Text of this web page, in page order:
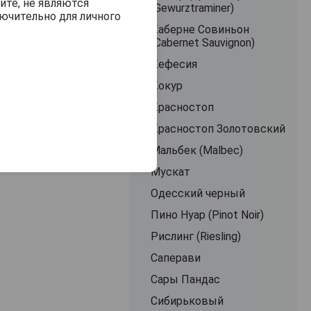
(Gewurztraminer)
Каберне Совиньон
(Cabernet Sauvignon)
Кефесия
Кокур
Красностоп
Красностоп Золотовский
Мальбек (Malbec)
Мускат
Одесский черный
Пино Нуар (Pinot Noir)
Рислинг (Riesling)
Саперави
Сары Пандас
Сибирьковый
не являются
для личного